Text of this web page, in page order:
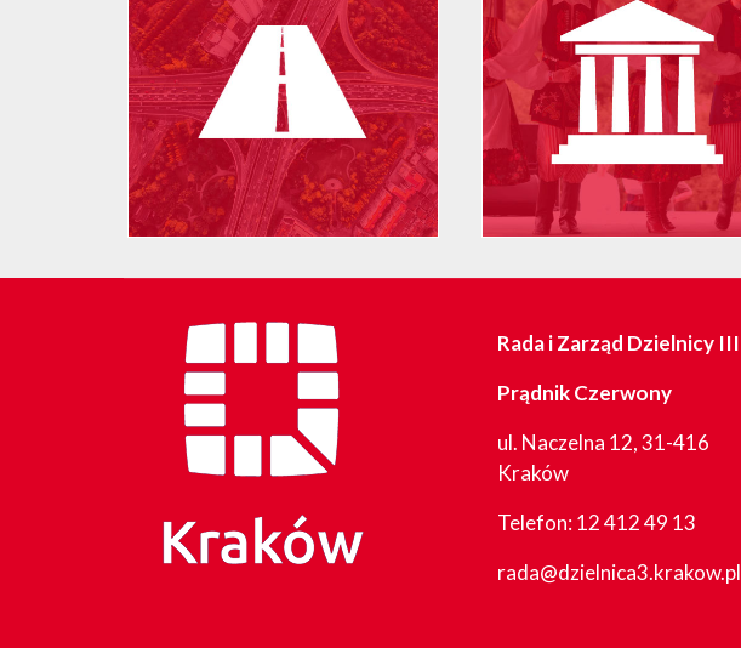
Rada i Zarząd Dzielnicy III
Prądnik Czerwony
ul. Naczelna 12, 31-416
Kraków
Telefon:12 412 49 13
rada@dzielnica3.krakow.pl